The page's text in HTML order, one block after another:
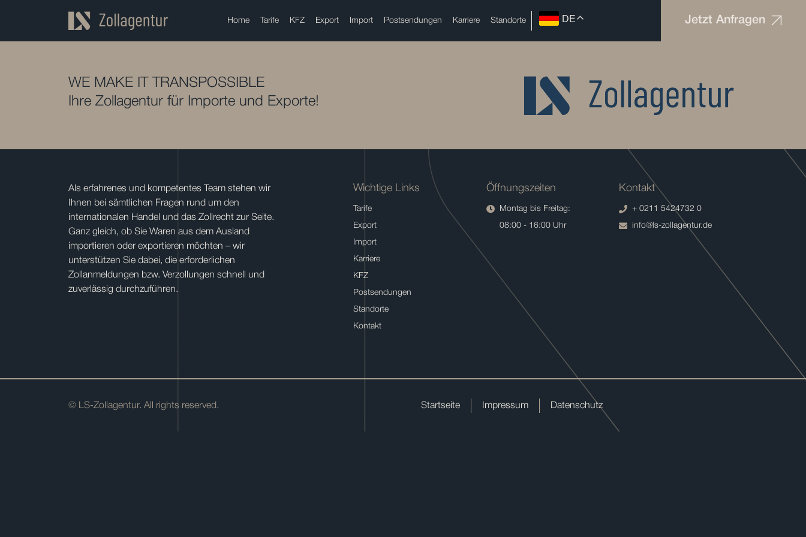
Home Tarife KFZ Export Import Postsendungen Karriere Standorte DE Jetzt Anfragen
WE MAKE IT TRANSPOSSIBLE
Ihre Zollagentur für Importe und Exporte!
Als erfahrenes und kompetentes Team stehen wir
Ihnen bei sämtlichen Fragen rund um den
internationalen Handel und das Zollrecht zur Seite.
Ganz gleich, ob Sie Waren aus dem Ausland
importieren oder exportieren möchten – wir
unterstützen Sie dabei, die erforderlichen
Zollanmeldungen bzw. Verzollungen schnell und
zuverlässig durchzuführen.
Wichtige Links
Tarife
Export
Import
Karriere
KFZ
Postsendungen
Standorte
Kontakt
Öffnungszeiten
Montag bis Freitag:
08:00 - 16:00 Uhr
Kontakt
+ 0211 5424732 0
info@ls-zollagentur.de
© LS-Zollagentur. All rights reserved. Startseite Impressum Datenschutz